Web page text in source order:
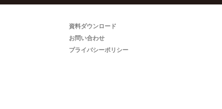
資料ダウンロード
お問い合わせ
プライバシーポリシー